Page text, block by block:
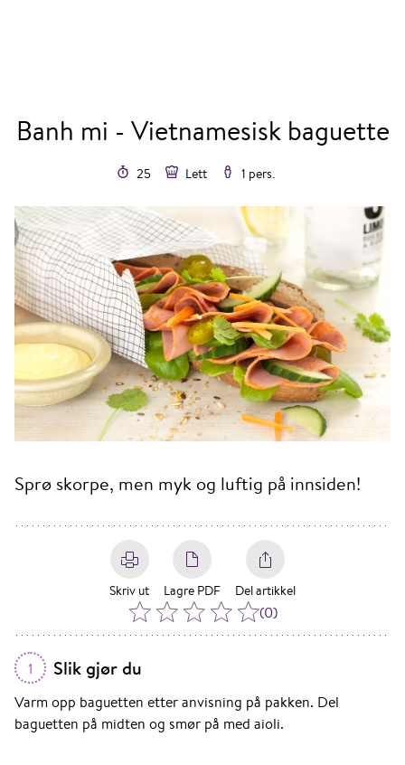
Banh mi - Vietnamesisk baguette
25 Lett 1 pers.
Sprø skorpe, men myk og luftig på innsiden!
Skriv ut Lagre PDF Del artikkel
(0)
1 Slik gjør du
Varm opp baguetten etter anvisning på pakken. Del
baguetten på midten og smør på med aioli.